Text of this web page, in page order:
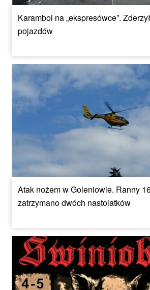
Karambol na „ekspresówce”.
pojazdów
Atak nożem w Goleniowie. Ranny
zatrzymano dwóch nastolatków